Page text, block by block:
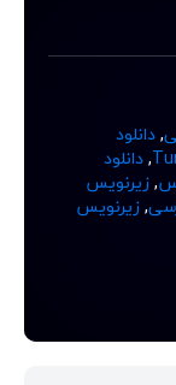
,دانلود
,دانلود
,زیرنویس
,زیرنویس